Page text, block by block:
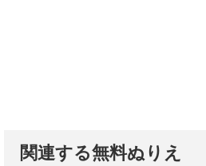
関連する無料ぬりえ